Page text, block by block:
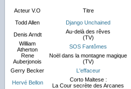
Acteur V.O Titre
Todd Allen
Django Unchained
Denis Arndt
Au-delà des rêves
(TV)
William
Atherton
SOS Fantômes
Rene
Auberjonois
Noël dans la montagne magique
(TV)
Gerry Becker
L'effaceur
Hervé Bellon
Corto Maltese :
La Cour secrète des Arcanes